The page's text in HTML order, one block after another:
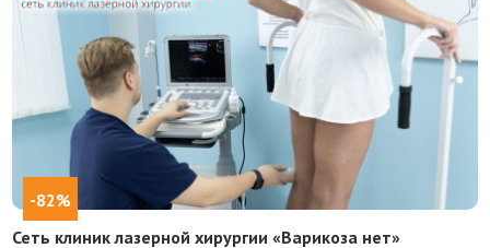
-82%
Сеть клиник лазерной хирургии «Варикоза нет»